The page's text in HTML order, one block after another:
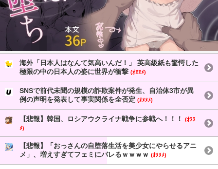
海外「日本人はなんて気高いんだ！」 英高級紙も驚愕した
極限の中の日本人の姿に世界が衝撃 (ｵﾇﾇﾒ)
SNSで前代未聞の規模の詐欺案件が発生、自治体3市が異
例の声明を発表して事実関係を全否定 (ｵﾇﾇﾒ)
【悲報】韓国、ロシアウクライナ戦争に参戦へ！！！
(ｵﾇﾇ
ﾒ)
【悲報】「おっさんの自堕落生活を美少女にやらせるアニ
メ」、増えすぎてフェミにバレるｗｗｗｗ (ｵﾇﾇﾒ)